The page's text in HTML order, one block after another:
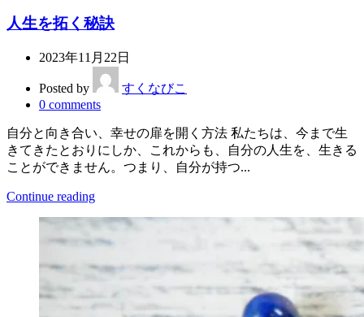
人生を拓く秘訣
2023年11月22日
Posted by
すくなびこ
0 comments
自分と向き合い、幸せの扉を開く方法 私たちは、今まで生
きてきたとおりにしか、これからも、自分の人生を、生きる
ことができません。つまり、自分が持つ...
Continue reading